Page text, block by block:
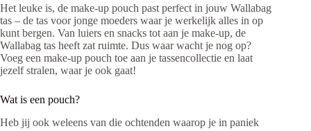
Het leuke is, de make-up pouch past perfect in jouw Wallabag
tas – de tas voor jonge moeders waar je werkelijk alles in op
kunt bergen. Van luiers en snacks tot aan je make-up, de
Wallabag tas heeft zat ruimte. Dus waar wacht je nog op?
Voeg een make-up pouch toe aan je tassencollectie en laat
jezelf stralen, waar je ook gaat!
Wat is een pouch?
Heb jij ook weleens van die ochtenden waarop je in paniek